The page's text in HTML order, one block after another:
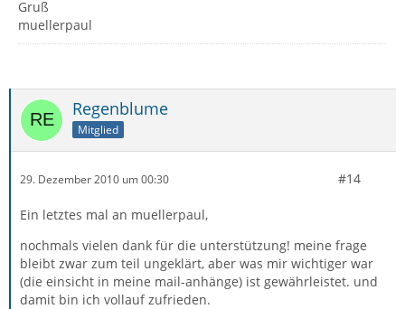
Gruß
muellerpaul
Regenblume
Mitglied
29. Dezember 2010 um 00:30 #14
Ein letztes mal an muellerpaul,
nochmals vielen dank für die unterstützung! meine frage
bleibt zwar zum teil ungeklärt, aber was mir wichtiger war
(die einsicht in meine mail-anhänge) ist gewährleistet. und
damit bin ich vollauf zufrieden.